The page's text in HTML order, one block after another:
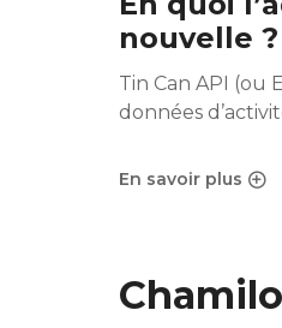
En savoir plus
sur En quoi
nouvelle ?
Tin Can API (ou
données